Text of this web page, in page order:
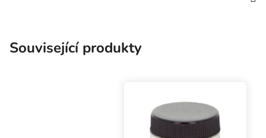
Související produkty